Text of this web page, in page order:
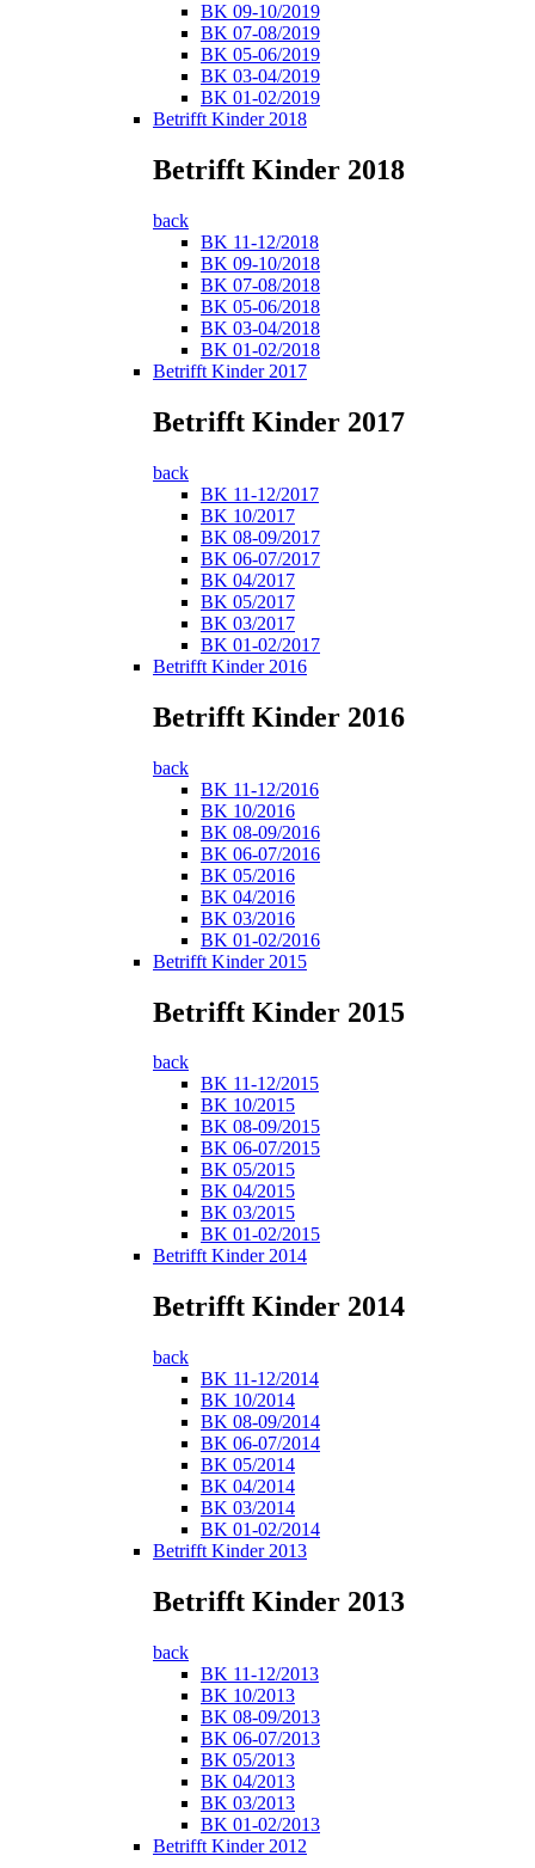
BK 09-10/2019
BK 07-08/2019
BK 05-06/2019
BK 03-04/2019
BK 01-02/2019
Betrifft Kinder 2018
Betrifft Kinder 2018
back
BK 11-12/2018
BK 09-10/2018
BK 07-08/2018
BK 05-06/2018
BK 03-04/2018
BK 01-02/2018
Betrifft Kinder 2017
Betrifft Kinder 2017
back
BK 11-12/2017
BK 10/2017
BK 08-09/2017
BK 06-07/2017
BK 04/2017
BK 05/2017
BK 03/2017
BK 01-02/2017
Betrifft Kinder 2016
Betrifft Kinder 2016
back
BK 11-12/2016
BK 10/2016
BK 08-09/2016
BK 06-07/2016
BK 05/2016
BK 04/2016
BK 03/2016
BK 01-02/2016
Betrifft Kinder 2015
Betrifft Kinder 2015
back
BK 11-12/2015
BK 10/2015
BK 08-09/2015
BK 06-07/2015
BK 05/2015
BK 04/2015
BK 03/2015
BK 01-02/2015
Betrifft Kinder 2014
Betrifft Kinder 2014
back
BK 11-12/2014
BK 10/2014
BK 08-09/2014
BK 06-07/2014
BK 05/2014
BK 04/2014
BK 03/2014
BK 01-02/2014
Betrifft Kinder 2013
Betrifft Kinder 2013
back
BK 11-12/2013
BK 10/2013
BK 08-09/2013
BK 06-07/2013
BK 05/2013
BK 04/2013
BK 03/2013
BK 01-02/2013
Betrifft Kinder 2012